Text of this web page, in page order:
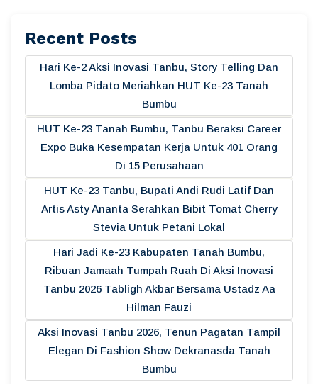
Recent Posts
Hari Ke-2 Aksi Inovasi Tanbu, Story Telling Dan
Lomba Pidato Meriahkan HUT Ke-23 Tanah
Bumbu
HUT Ke-23 Tanah Bumbu, Tanbu Beraksi Career
Expo Buka Kesempatan Kerja Untuk 401 Orang
Di 15 Perusahaan
HUT Ke-23 Tanbu, Bupati Andi Rudi Latif Dan
Artis Asty Ananta Serahkan Bibit Tomat Cherry
Stevia Untuk Petani Lokal
Hari Jadi Ke-23 Kabupaten Tanah Bumbu,
Ribuan Jamaah Tumpah Ruah Di Aksi Inovasi
Tanbu 2026 Tabligh Akbar Bersama Ustadz Aa
Hilman Fauzi
Aksi Inovasi Tanbu 2026, Tenun Pagatan Tampil
Elegan Di Fashion Show Dekranasda Tanah
Bumbu